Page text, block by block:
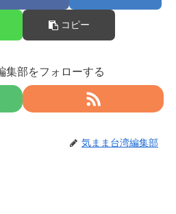
コピー
集部をフォローする
気まま台湾編集部